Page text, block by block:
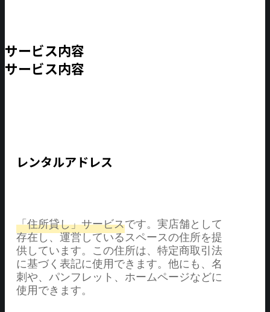
サービス内容
サービス内容
レンタルアドレス
「住所貸し」サービスです。実店舗として
存在し、運営しているスペースの住所を提
供しています。この住所は、特定商取引法
に基づく表記に使用できます。他にも、名
刺や、パンフレット、ホームページなどに
使用できます。